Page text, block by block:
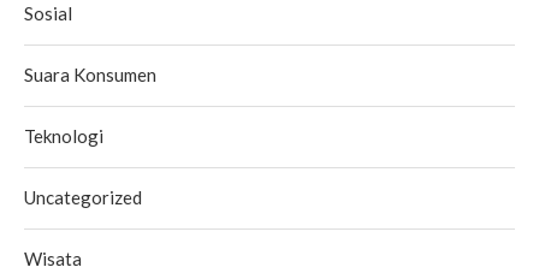
Sosial
Suara Konsumen
Teknologi
Uncategorized
Wisata